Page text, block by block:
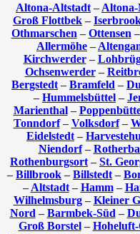
Altona-Altstadt –
Groß Flottbek –
Othmarschen – Ottensen –
Allermöhe –
Kirchwerder–
Ochsenwerder–
Bergstedt – Bramfeld –
– Hummelsbüttel –
Marienthal–
Tonndorf– Volksdorf–
Eidelstedt –
Niendorf–
Rothenburgsort – St.
– Billbrook – Billstedt –
– Altstadt– Hamm–
Wilhelmsburg– Kleiner
Nord – Barmbek-Süd –
Groß Borstel– Hoheluft-